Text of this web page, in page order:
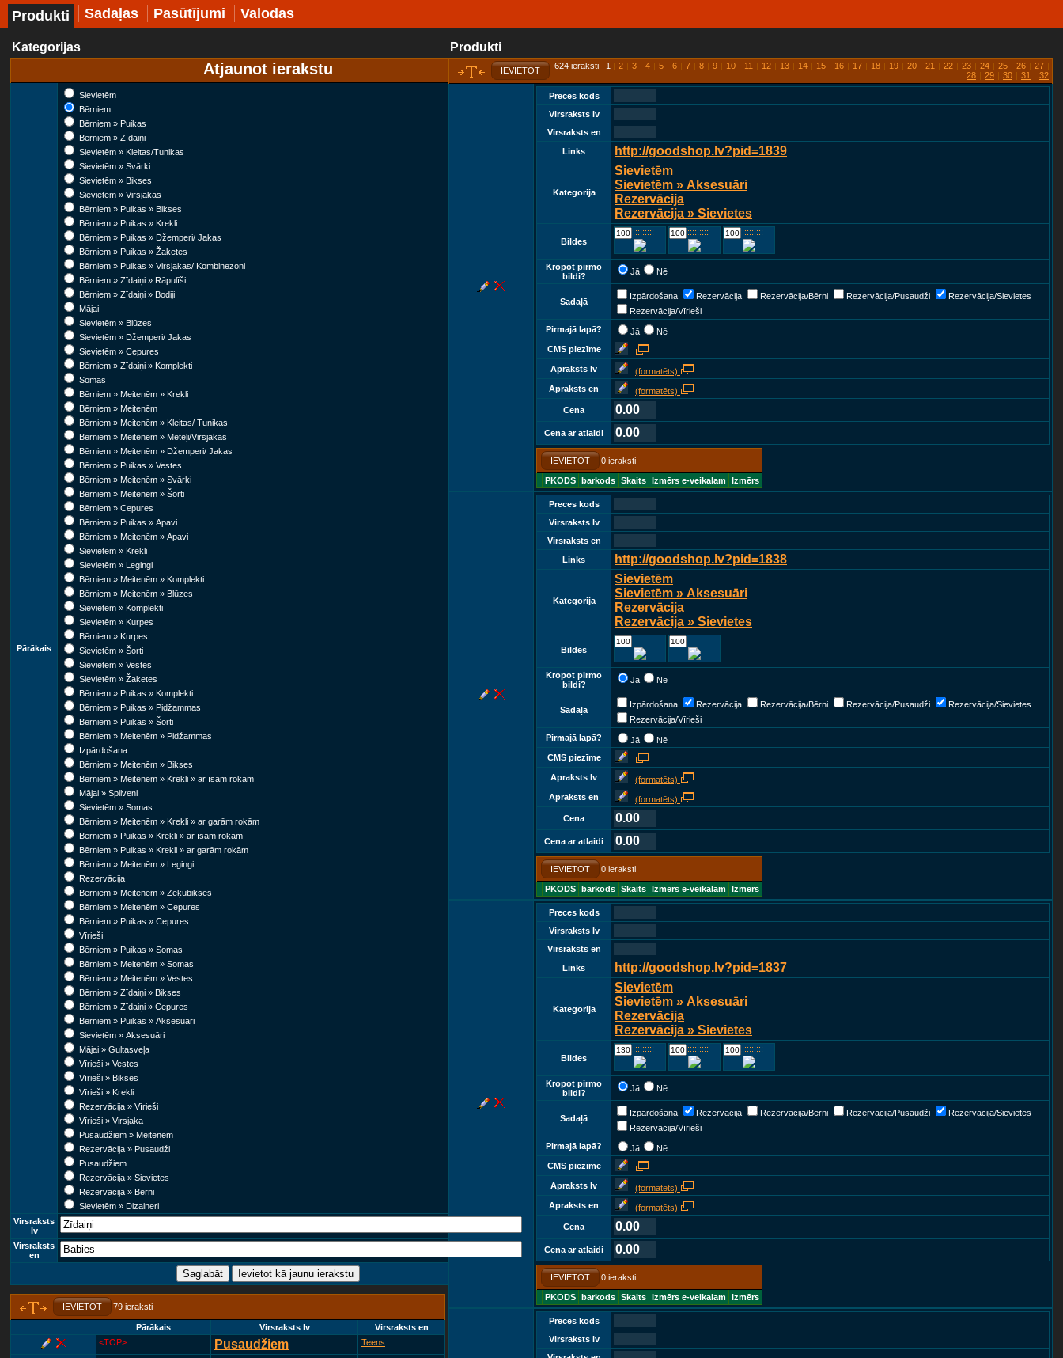
Produkti Sadaļas Pasūtījumi Valodas
Kategorijas
Atjaunot ierakstu
Pārākais
Sievietēm
Bērniem
Bērniem » Puikas
Bērniem » Zīdaiņi
Sievietēm » Kleitas/Tunikas
Sievietēm » Svārki
Sievietēm » Bikses
Sievietēm » Virsjakas
Bērniem » Puikas » Bikses
Bērniem » Puikas » Krekli
Bērniem » Puikas » Džemperi/ Jakas
Bērniem » Puikas » Žaketes
Bērniem » Puikas » Virsjakas/ Kombinezoni
Bērniem » Zīdaiņi » Rāpulīši
Bērniem » Zīdaiņi » Bodiji
Mājai
Sievietēm » Blūzes
Sievietēm » Džemperi/ Jakas
Sievietēm » Cepures
Bērniem » Zīdaiņi » Komplekti
Somas
Bērniem » Meitenēm » Krekli
Bērniem » Meitenēm
Bērniem » Meitenēm » Kleitas/ Tunikas
Bērniem » Meitenēm » Mēteļi/Virsjakas
Bērniem » Meitenēm » Džemperi/ Jakas
Bērniem » Puikas » Vestes
Bērniem » Meitenēm » Svārki
Bērniem » Meitenēm » Šorti
Bērniem » Cepures
Bērniem » Puikas » Apavi
Bērniem » Meitenēm » Apavi
Sievietēm » Krekli
Sievietēm » Legingi
Bērniem » Meitenēm » Komplekti
Bērniem » Meitenēm » Blūzes
Sievietēm » Komplekti
Sievietēm » Kurpes
Bērniem » Kurpes
Sievietēm » Šorti
Sievietēm » Vestes
Sievietēm » Žaketes
Bērniem » Puikas » Komplekti
Bērniem » Puikas » Pidžammas
Bērniem » Puikas » Šorti
Bērniem » Meitenēm » Pidžammas
Izpārdošana
Bērniem » Meitenēm » Bikses
Bērniem » Meitenēm » Krekli » ar īsām rokām
Mājai » Spilveni
Sievietēm » Somas
Bērniem » Meitenēm » Krekli » ar garām rokām
Bērniem » Puikas » Krekli » ar īsām rokām
Bērniem » Puikas » Krekli » ar garām rokām
Bērniem » Meitenēm » Legingi
Rezervācija
Bērniem » Meitenēm » Zeķubikses
Bērniem » Meitenēm » Cepures
Bērniem » Puikas » Cepures
Vīrieši
Bērniem » Puikas » Somas
Bērniem » Meitenēm » Somas
Bērniem » Meitenēm » Vestes
Bērniem » Zīdaiņi » Bikses
Bērniem » Zīdaiņi » Cepures
Bērniem » Puikas » Aksesuāri
Sievietēm » Aksesuāri
Mājai » Gultasveļa
Vīrieši » Vestes
Vīrieši » Bikses
Vīrieši » Krekli
Rezervācija » Vīrieši
Vīrieši » Virsjaka
Pusaudžiem » Meitenēm
Rezervācija » Pusaudži
Pusaudžiem
Rezervācija » Sievietes
Rezervācija » Bērni
Sievietēm » Dizaineri
Virsraksts
lv
Virsraksts
en
IEVIETOT 79 ieraksti
Pārākais Virsraksts lv
Virsraksts en
<TOP>
Pusaudžiem Teens
Produkti
IEVIETOT 624 ieraksti 1 | 2 | 3 | 4 | 5 | 6 | 7 | 8 | 9 | 10 | 11 | 12 | 13 | 14 | 15 | 16 | 17 | 18 | 19 | 20 | 21 | 22 | 23 | 24 | 25 | 26 | 27 |
28 | 29 | 30 | 31 | 32
Preces kods
Virsraksts lv
Virsraksts en
Links
http://goodshop.lv?pid=1839
Kategorija
Sievietēm
Sievietēm » Aksesuāri
Rezervācija
Rezervācija » Sievietes
Bildes
:::::::::::: :::::::::::: ::::::::::::
Kropot pirmo
bildi?
Jā Nē
Sadaļā
Izpārdošana Rezervācija Rezervācija/Bērni Rezervācija/Pusaudži
Rezervācija/Sievietes
Rezervācija/Vīrieši
Pirmajā lapā?
Jā
Nē
CMS piezīme
Apraksts lv
(formatēts)
Apraksts en
(formatēts)
Cena
0.00
Cena ar atlaidi 0.00
IEVIETOT 0 ieraksti
PKODS barkods Skaits Izmērs e-veikalam Izmērs
Preces kods
Virsraksts lv
Virsraksts en
Links
http://goodshop.lv?pid=1838
Kategorija
Sievietēm
Sievietēm » Aksesuāri
Rezervācija
Rezervācija » Sievietes
Bildes
:::::::::::: ::::::::::::
Kropot pirmo
bildi?
Jā Nē
Sadaļā
Izpārdošana Rezervācija Rezervācija/Bērni Rezervācija/Pusaudži
Rezervācija/Sievietes
Rezervācija/Vīrieši
Pirmajā lapā?
Jā
Nē
CMS piezīme
Apraksts lv
(formatēts)
Apraksts en
(formatēts)
Cena
0.00
Cena ar atlaidi 0.00
IEVIETOT 0 ieraksti
PKODS barkods Skaits Izmērs e-veikalam Izmērs
Preces kods
Virsraksts lv
Virsraksts en
Links
http://goodshop.lv?pid=1837
Kategorija
Sievietēm
Sievietēm » Aksesuāri
Rezervācija
Rezervācija » Sievietes
Bildes
:::::::::::: :::::::::::: ::::::::::::
Kropot pirmo
bildi?
Jā Nē
Sadaļā
Izpārdošana Rezervācija Rezervācija/Bērni Rezervācija/Pusaudži
Rezervācija/Sievietes
Rezervācija/Vīrieši
Pirmajā lapā?
Jā
Nē
CMS piezīme
Apraksts lv
(formatēts)
Apraksts en
(formatēts)
Cena
0.00
Cena ar atlaidi 0.00
IEVIETOT 0 ieraksti
PKODS barkods Skaits Izmērs e-veikalam Izmērs
Preces kods
Virsraksts lv